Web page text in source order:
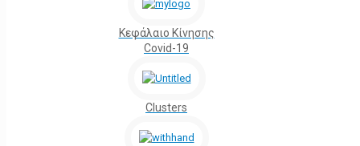
Κεφάλαιο Κίνησης
Covid-19
Clusters